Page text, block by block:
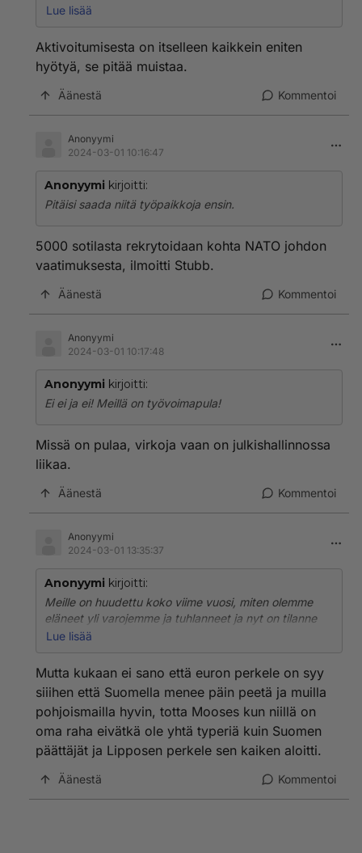
Ihmisten kannattaa olla siis äärimmäisen passiivisia.
Ympäristön kannalta on toki hyväkin, että
porvaripuolueita kannattavien talouselämähenkilöiden
edun mukaista.
Lue lisää
Aktivoitumisesta on itselleen kaikkein eniten
hyötyä, se pitää muistaa.
Äänestä Kommentoi
Anonyymi
2024-03-01 10:16:47
Anonyymi kirjoitti:
Pitäisi saada niitä työpaikkoja ensin.
5000 sotilasta rekrytoidaan kohta NATO johdon
vaatimuksesta, ilmoitti Stubb.
Äänestä Kommentoi
Anonyymi
2024-03-01 10:17:48
Anonyymi kirjoitti:
Ei ei ja ei! Meillä on työvoimapula!
Missä on pulaa, virkoja vaan on julkishallinnossa
liikaa.
Äänestä Kommentoi
Anonyymi
2024-03-01 13:35:37
Anonyymi kirjoitti:
Meille on huudettu koko viime vuosi, miten olemme
eläneet yli varojemme ja tuhlanneet ja nyt on tilanne
hirvittävä ja katastrofaalinen jne. Joten ihmiset eivät
vähenevät, työttömien määrä lisääntyy, hallitus leikkaa
lisää ja huutaa lisää, ihmiset kiristävät
kukkaronnyörejään entistä enemmän... jne.
Totta sekin, että työssäkäynnistä tehdään
äärimmäisen vaikeaa matalapalkka-aloille. Ei siihen
töitäkään olemiseen. Kai se on kansan vika, kun emme
ymmärrä kuolla pois häiritsemästä hallitusta.
Lue lisää
Mutta kukaan ei sano että euron perkele on syy
siiihen että Suomella menee päin peetä ja muilla
pohjoismailla hyvin, totta Mooses kun niillä on
oma raha eivätkä ole yhtä typeriä kuin Suomen
päättäjät ja Lipposen perkele sen kaiken aloitti.
Äänestä Kommentoi